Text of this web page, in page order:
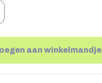
aan winkelmandje